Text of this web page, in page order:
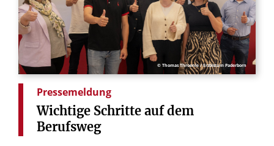
© Thomas Throenle / Erzbistum Paderborn
Pressemeldung
Wichtige Schritte auf dem
Berufsweg